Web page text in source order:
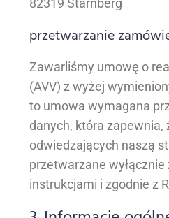
82319 Starnberg
przetwarzanie
Zawarliśmy umowę o
(AVV) z wyżej
to umowa wymagana
danych, która zapewnia,
odwiedzających naszą
przetwarzane
instrukcjami i zgodnie z